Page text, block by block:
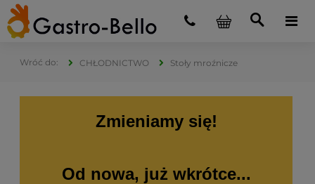
CHŁODNICTWO Stoły mroźnicze
Zmieniamy się!
Od nowa, już wkrótce...